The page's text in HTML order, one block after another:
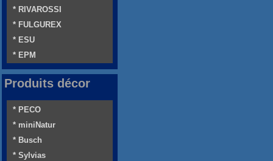
* RIVAROSSI
* FULGUREX
* ESU
* EPM
Produits décor
* PECO
* miniNatur
* Busch
* Sylvias